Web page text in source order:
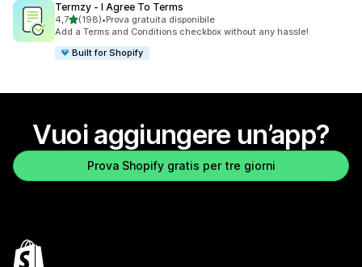
Termzy ‑ I Agree To Terms
4,7stelle su 5
(198)
198 recensioni totali
•Prova gratuita disponibile
Add a Terms and Conditions checkbox without any hassle!
Built for Shopify
Vuoi aggiungere un’app?
Prova Shopify gratis per tre giorni